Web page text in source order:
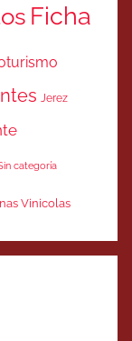
Ficha
Jerez
categoría
Vinicolas